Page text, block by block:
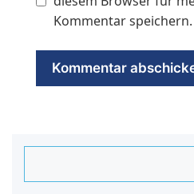
Kommentar speichern.